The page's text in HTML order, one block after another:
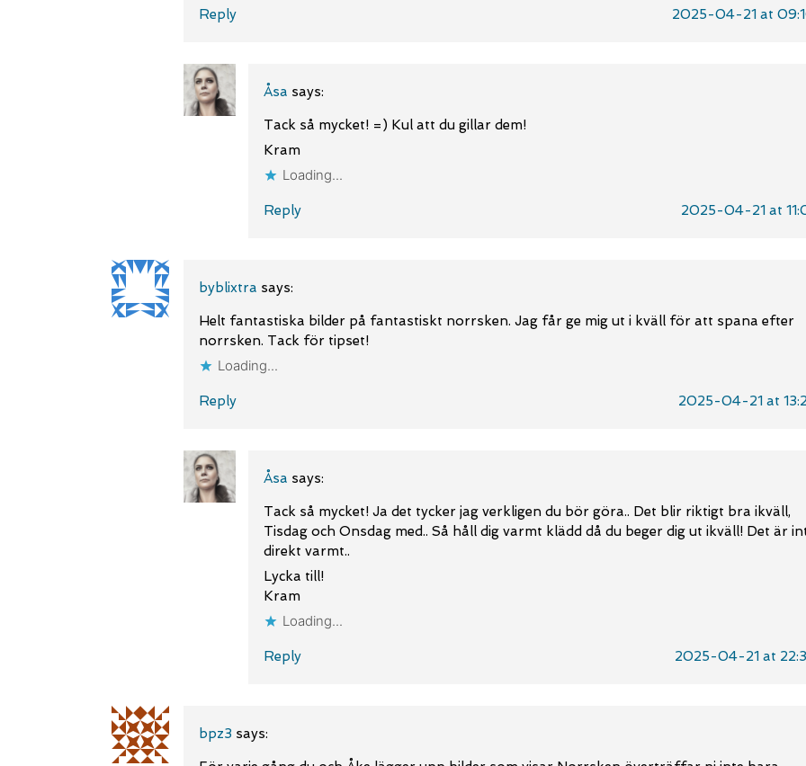
Reply 2025-04-21 at
Åsa says:
Tack så mycket! =) Kul att du gillar dem!
Kram
Loading...
Reply 2025-04-21 at
byblixtra says:
Helt fantastiska bilder på fantastiskt norrsken. Jag får ge mig ut i kväll för att spana efter
norrsken. Tack för tipset!
Loading...
Reply 2025-04-21 at
Åsa says:
Tack så mycket! Ja det tycker jag verkligen du bör göra.. Det blir riktigt bra ikväll,
Tisdag och Onsdag med.. Så håll dig varmt klädd då du beger dig ut ikväll! Det är
direkt varmt..
Lycka till!
Kram
Loading...
Reply 2025-04-21 at
bpz3 says: